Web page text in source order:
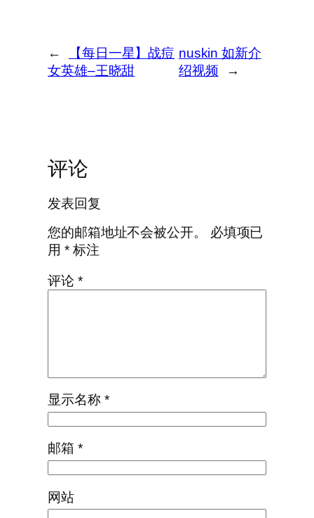
←
【每日一星】战痘
女英雄–王晓甜
nuskin 如新介
绍视频
→
评论
发表回复
您的邮箱地址不会被公开。
必填项已
用 *标注
评论 *
显示名称 *
邮箱 *
网站